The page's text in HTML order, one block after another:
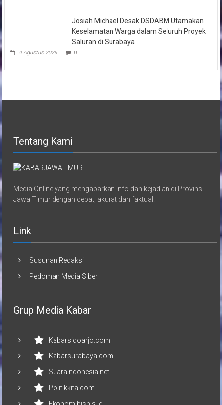
Josiah Michael Desak DSDABM Utamakan
Keselamatan Warga dalam Seluruh Proyek
Saluran di Surabaya
4 Agustus 2026 0
Tentang Kami
Media Online yang mengabarkan info dan kejadian di Provinsi
Jawa Timur dengan cepat, akurat dan faktual.
Link
Susunan Redaksi
Pedoman Media Siber
Grup Media Kabar
Kabarsidoarjo.com
Kabarsurabaya.com
Suaraindonesia.net
Politikkita.com